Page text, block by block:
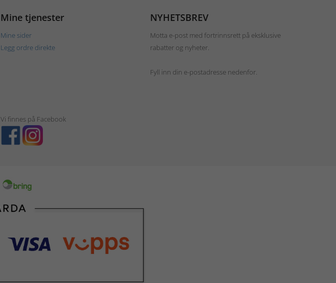
Mine tjenester
Mine sider
Legg ordre direkte
NYHETSBREV
Motta e-post med fortrinnsrett på eksklusive
rabatter og nyheter.
Fyll inn din e-postadresse nedenfor.
Vi finnes på Facebook